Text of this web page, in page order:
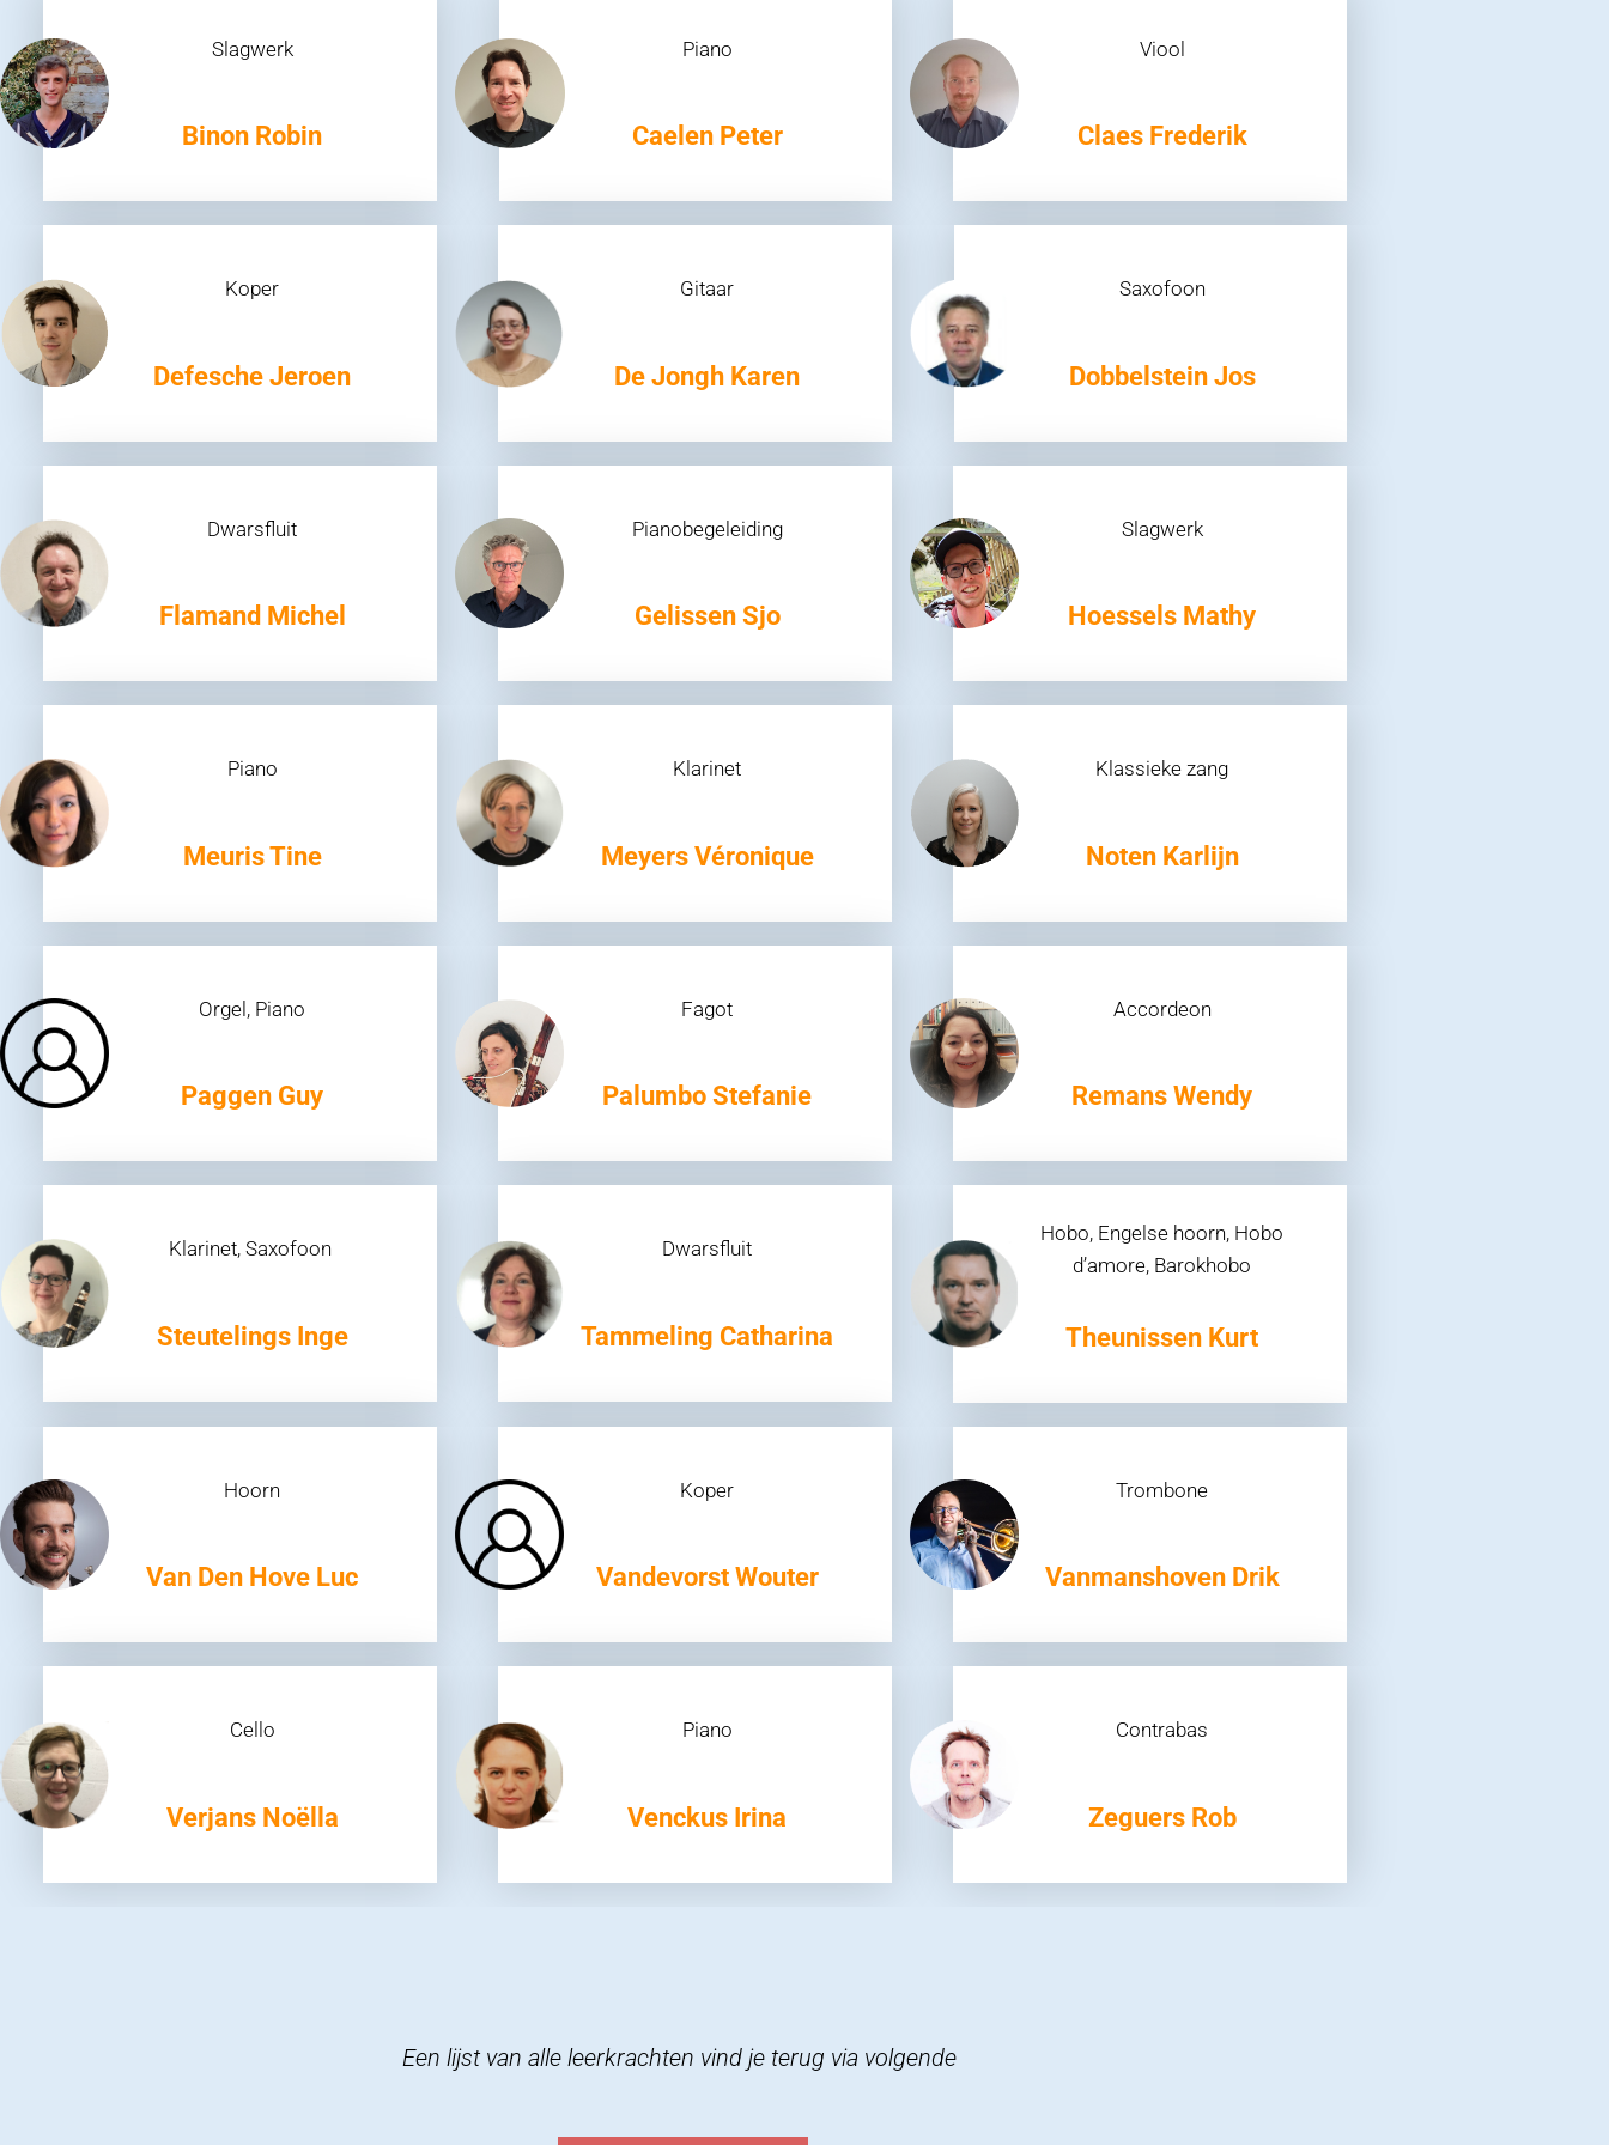
Slagwerk
Binon Robin
Piano
Caelen Peter
Viool
Claes Frederik
Koper
Defesche Jeroen
Gitaar
De Jongh Karen
Saxofoon
Dobbelstein Jos
Dwarsfluit
Flamand Michel
Pianobegeleiding
Gelissen Sjo
Slagwerk
Hoessels Mathy
Piano
Meuris Tine
Klarinet
Meyers Véronique
Klassieke zang
Noten Karlijn
Orgel, Piano
Paggen Guy
Fagot
Palumbo Stefanie
Accordeon
Remans Wendy
Klarinet, Saxofoon
Steutelings Inge
Dwarsfluit
Tammeling Catharina
Hobo, Engelse hoorn, Hobo
d’amore, Barokhobo
Theunissen Kurt
Hoorn
Van Den Hove Luc
Koper
Vandevorst Wouter
Trombone
Vanmanshoven Drik
Cello
Verjans Noëlla
Piano
Venckus Irina
Contrabas
Zeguers Rob
Een lijst van alle leerkrachten vind je terug via volgende